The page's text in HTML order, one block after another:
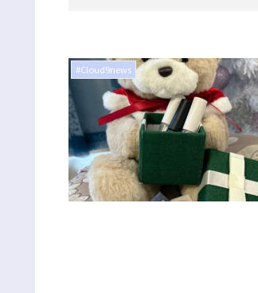
#Cloud9news